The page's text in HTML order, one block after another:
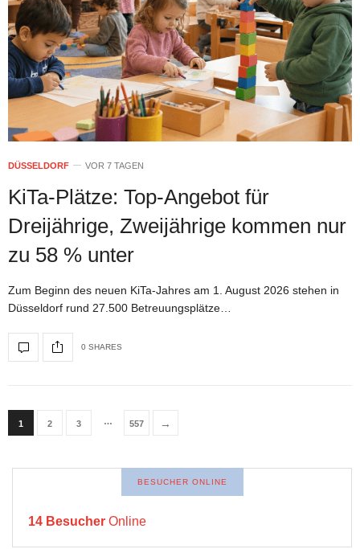
DÜSSELDORF VOR 7 TAGEN
KiTa-Plätze: Top-Angebot für
Dreijährige, Zweijährige kommen nur
zu 58 % unter
Zum Beginn des neuen KiTa-Jahres am 1. August 2026 stehen in
Düsseldorf rund 27.500 Betreuungsplätze…
0 SHARES
1 2 3 … 557 →
BESUCHER ONLINE
14 Besucher Online